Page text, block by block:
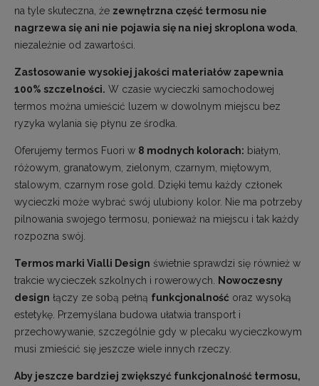
na tyle skuteczna, że zewnętrzna część termosu nie
nagrzewa się ani nie pojawia się na niej skroplona woda
niezależnie od zawartości.
Zastosowanie wysokiej jakości materiałów zapewnia
100% szczelności. W czasie wycieczki samochodowej
termos można umieścić luzem w dowolnym miejscu bez
ryzyka wylania się płynu ze środka.
Oferujemy termos Fuori w 8 modnych kolorach: białym,
różowym, granatowym, zielonym, czarnym, miętowym,
stalowym, czarnym rose gold. Dzięki temu każdy członek
wycieczki może wybrać swój ulubiony kolor. Nie ma potrzeby
pilnowania swojego termosu, ponieważ na miejscu i tak każdy
rozpozna swój.
Termos marki Vialli Design świetnie sprawdzi się również w
trakcie wycieczek szkolnych i rowerowych.
Nowoczesny
design łączy ze sobą pełną funkcjonalność oraz wysoką
estetykę. Przemyślana budowa ułatwia transport i
przechowywanie, szczególnie gdy w plecaku wycieczkowym
musi zmieścić się jeszcze wiele innych rzeczy.
Aby jeszcze bardziej zwiększyć funkcjonalność termosu,